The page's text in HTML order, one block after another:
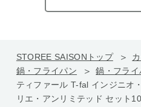
STOREE SAISONトップ
鍋・フライパン
鍋・フライ
ティファール T-fal インジニオ
リエ・アンリミテッド セット